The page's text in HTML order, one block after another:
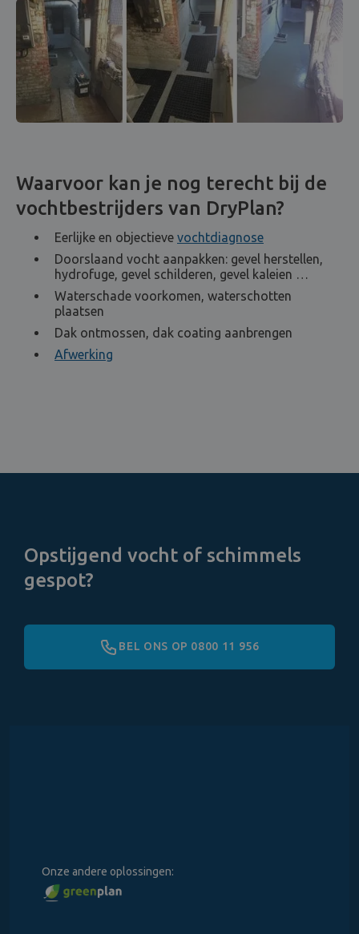
Waarvoor kan je nog terecht bij de
vochtbestrijders van DryPlan?
Eerlijke en objectieve vochtdiagnose
Doorslaand vocht aanpakken: gevel herstellen,
hydrofuge, gevel schilderen, gevel kaleien …
Waterschade voorkomen, waterschotten
plaatsen
Dak ontmossen, dak coating aanbrengen
Afwerking
Opstijgend vocht of schimmels
gespot?
BEL ONS OP 0800 11 956
Onze andere oplossingen: